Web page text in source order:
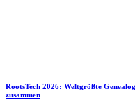
RootsTech 2026: Weltgrößte
zusammen